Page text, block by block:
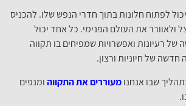
לפתוח חלונות בתוך חדרי הנפש שלו. להכניס
ולאוורר את העולם הפנימי. כל אחד יכול
רעיונות ואפשרויות שמפיחים בו תקווה
חדשה של חיוניות ורצון.
שבו אנחנומעוררים את התקווהומנפים